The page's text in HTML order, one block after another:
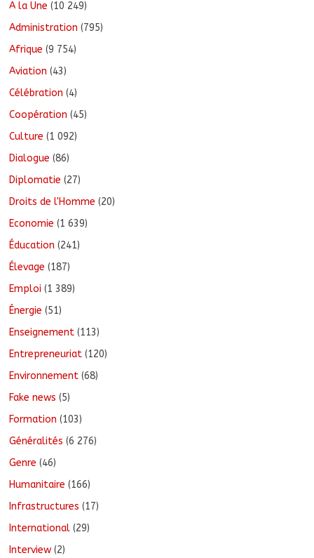
A la Une (10 249)
Administration (795)
Afrique (9 754)
Aviation (43)
Célébration (4)
Coopération (45)
Culture (1 092)
Dialogue (86)
Diplomatie (27)
Droits de l'Homme (20)
Economie (1 639)
Éducation (241)
Élevage (187)
Emploi (1 389)
Énergie (51)
Enseignement (113)
Entrepreneuriat (120)
Environnement (68)
Fake news (5)
Formation (103)
Généralités (6 276)
Genre (46)
Humanitaire (166)
Infrastructures (17)
International (29)
Interview (2)